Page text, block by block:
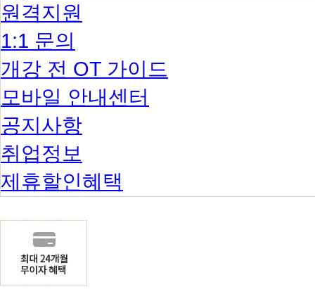
원격지원
1:1 문의
개강 전 OT 가이드
모바일 안내센터
공지사항
취업정보
제휴할인혜택